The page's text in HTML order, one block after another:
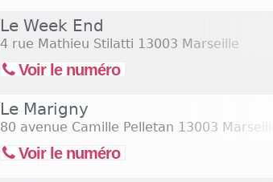
Le Week End
4 rue Mathieu Stilatti 13003 Marseille
Voir le numéro
Le Marigny
80 avenue Camille Pelletan 13003 Marseille
Voir le numéro